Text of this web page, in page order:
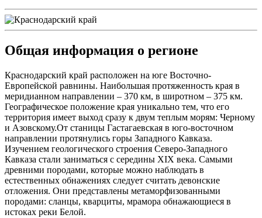
Общая информация о регионе
Краснодарский край расположен на юге Восточно-
Европейской равнины. Наибольшая протяженность края в
меридианном направлении – 370 км, в широтном – 375 км.
Географическое положение края уникально тем, что его
территория имеет выход сразу к двум теплым морям: Черному
и Азовскому.От станицы Гастагаевская в юго-восточном
направлении протянулись горы Западного Кавказа.
Изучением геологического строения Северо-Западного
Кавказа стали заниматься с середины XIX века. Самыми
древними породами, которые можно наблюдать в
естественных обнажениях следует считать девонские
отложения. Они представлены метаморфизованными
породами: сланцы, кварциты, мрамора обнажающиеся в
истоках реки Белой.